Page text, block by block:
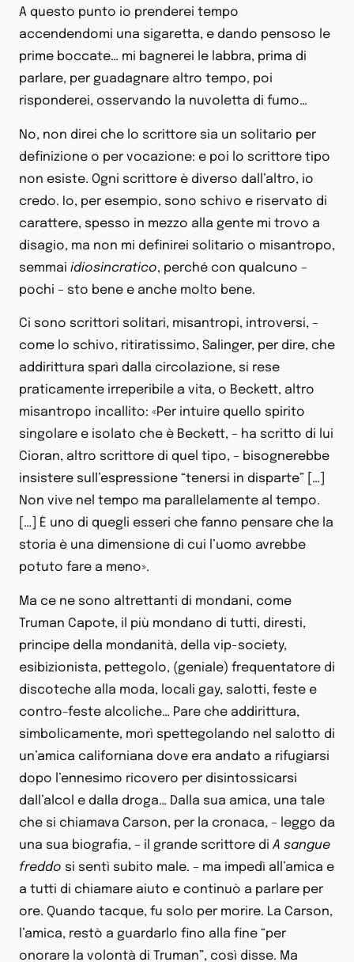
A questo punto io prenderei tempo
accendendomi una sigaretta, e dando pensoso le
prime boccate… mi bagnerei le labbra, prima di
parlare, per guadagnare altro tempo, poi
risponderei, osservando la nuvoletta di fumo…
No, non direi che lo scrittore sia un solitario per
definizione o per vocazione: e poi lo scrittore tipo
non esiste. Ogni scrittore è diverso dall’altro, io
credo. Io, per esempio, sono schivo e riservato di
carattere, spesso in mezzo alla gente mi trovo a
disagio, ma non mi definirei solitario o misantropo,
semmai idiosincratico, perché con qualcuno –
pochi – sto bene e anche molto bene.
Ci sono scrittori solitari, misantropi, introversi, –
come lo schivo, ritiratissimo, Salinger, per dire, che
addirittura sparì dalla circolazione, si rese
praticamente irreperibile a vita, o Beckett, altro
misantropo incallito: «Per intuire quello spirito
singolare e isolato che è Beckett, – ha scritto di lui
Cioran, altro scrittore di quel tipo, – bisognerebbe
insistere sull’espressione “tenersi in disparte” […]
Non vive nel tempo ma parallelamente al tempo.
[…] È uno di quegli esseri che fanno pensare che la
storia è una dimensione di cui l’uomo avrebbe
potuto fare a meno».
Ma ce ne sono altrettanti di mondani, come
Truman Capote, il più mondano di tutti, diresti,
principe della mondanità, della vip-society,
esibizionista, pettegolo, (geniale) frequentatore di
discoteche alla moda, locali gay, salotti, feste e
contro-feste alcoliche… Pare che addirittura,
simbolicamente, morì spettegolando nel salotto di
un’amica californiana dove era andato a rifugiarsi
dopo l’ennesimo ricovero per disintossicarsi
dall’alcol e dalla droga… Dalla sua amica, una tale
che si chiamava Carson, per la cronaca, – leggo da
una sua biografia, – il grande scrittore di A sangue
freddo si sentì subito male. – ma impedì all’amica e
a tutti di chiamare aiuto e continuò a parlare per
ore. Quando tacque, fu solo per morire. La Carson,
l’amica, restò a guardarlo fino alla fine “per
onorare la volontà di Truman”, così disse. Ma